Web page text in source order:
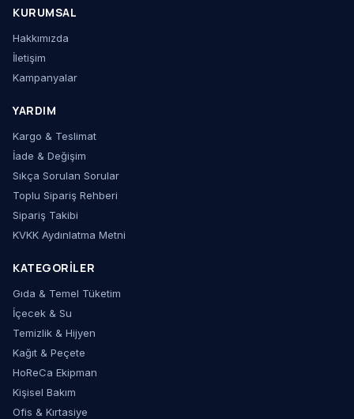
KURUMSAL
Hakkımızda
İletişim
Kampanyalar
YARDIM
Kargo & Teslimat
İade & Değişim
Sıkça Sorulan Sorular
Toplu Sipariş Rehberi
Sipariş Takibi
KVKK Aydınlatma Metni
KATEGORILER
Gıda & Temel Tüketim
İçecek & Su
Temizlik & Hijyen
Kağıt & Peçete
HoReCa Ekipman
Kişisel Bakım
Ofis & Kırtasiye